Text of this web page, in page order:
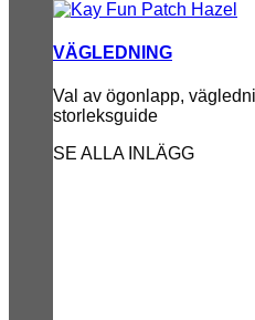
VÄGLEDNING
Val av ögonlapp,
storleksguide
SE ALLA INLÄGG